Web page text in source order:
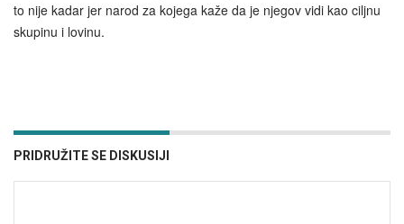
to nije kadar jer narod za kojega kaže da je njegov vidi kao ciljnu
skupinu i lovinu.
PRIDRUŽITE SE DISKUSIJI